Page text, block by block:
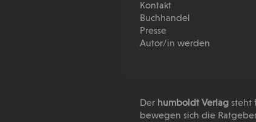
Kontakt
Buchhandel
Presse
Autor/in werden
Der humboldt Verlag steht
bewegen sich die